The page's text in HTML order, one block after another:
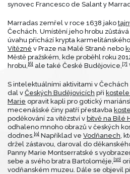
synovec Francesco de Salant y
Marradas zemřel v roce 1638 jako
Čechách. Umístění jeho hrobu
úvahu přichází krypta karmelitánského
Vítězné v Praze na Malé Straně nebo
Městě pražském, kde proběhl roku
hrobu,[6] ale také České Budějovice,[7]
S intelektuálními aktivitami v Čechách
dal v Českých Budějovicích při
Marie opravit kapli pro gotický
mecenášské činy patří přestavba
poděkování za vítězství v bitvě na Bílé
odhaleno mnoho obrazů v českých
dodnes.[9] Například ve Vodňanech,
držel zástavou, daroval do
Panny Marie Montserratské s
sebe a svého bratra Bartoloměje,[10]
vodňanském muzeu. Dále se objevil